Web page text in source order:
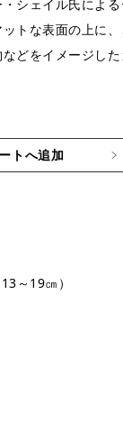
シェイル氏によ
トな表面の上に
どをイメージした
トへ追加
～19㎝）